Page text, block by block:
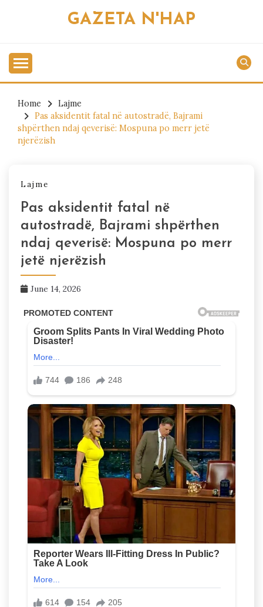
GAZETA N'HAP
Home
Lajme
Pas aksidentit fatal në autostradë, Bajrami
shpërthen ndaj qeverisë: Mospuna po merr jetë
njerëzish
Lajme
Pas aksidentit fatal në
autostradë, Bajrami shpërthen
ndaj qeverisë: Mospuna po merr
jetë njerëzish
June 14, 2026